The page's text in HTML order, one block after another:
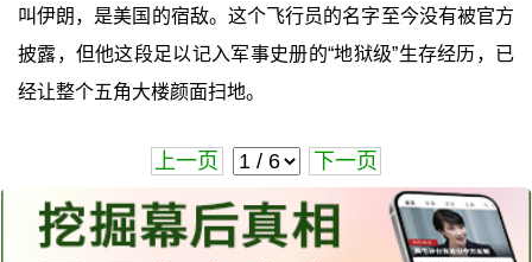
叫伊朗，是美国的宿敌。这个飞行员的名字至今没有被官方
披露，但他这段足以记入军事史册的“地狱级”生存经历，已
经让整个五角大楼颜面扫地。
上一页 下一页